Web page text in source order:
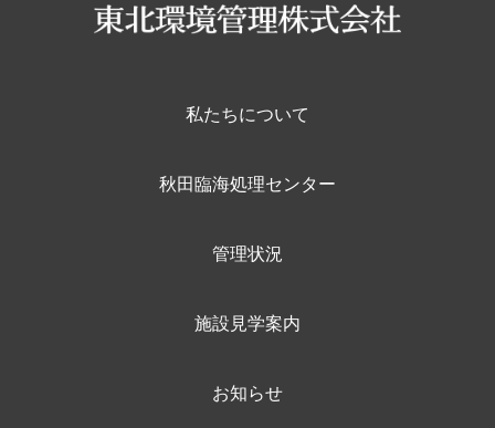
私たちについて
秋田臨海処理センター
管理状況
施設見学案内
お知らせ